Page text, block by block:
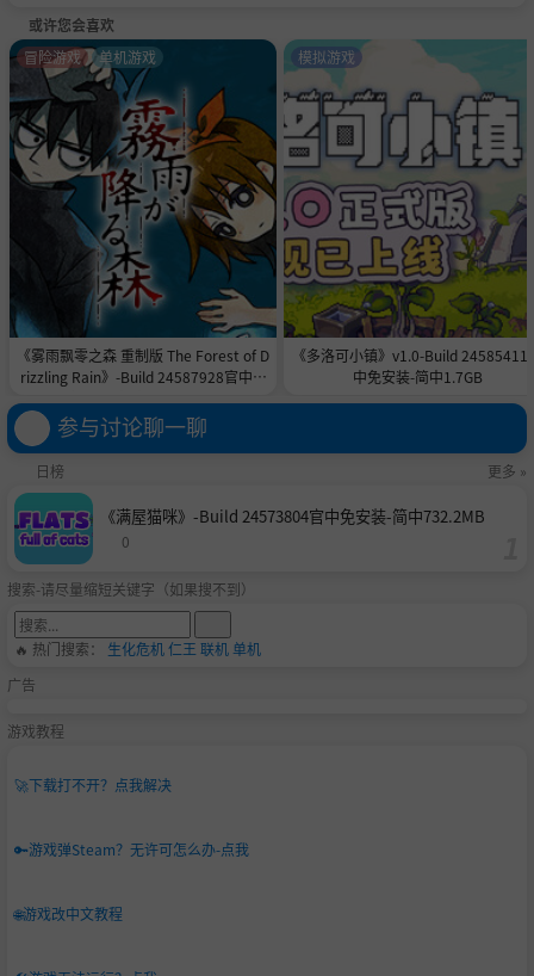
或许您会喜欢
《雾雨飘零之森 重制版 The Forest of D
rizzling Rain》-Build 24587928官中免
冒险游戏 单机游戏
《多洛可小镇》v1.0-Build 24585411
中免安装-简中1.7GB
模拟游戏
参与讨论聊一聊
日榜 更多 »
《满屋猫咪》-Build 24573804官中免安装-简中732.2MB
0
搜索-请尽量缩短关键字（如果搜不到）
🔥 热门搜索： 生化危机仁王 联机单机
广告
游戏教程
🚀下载打不开？点我解决
🔑游戏弹Steam？无许可怎么办-点我
🌐游戏改中文教程